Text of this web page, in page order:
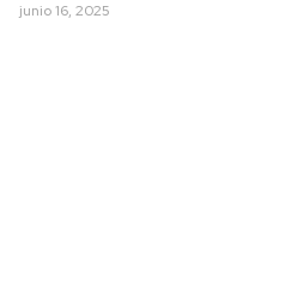
junio 16, 2025